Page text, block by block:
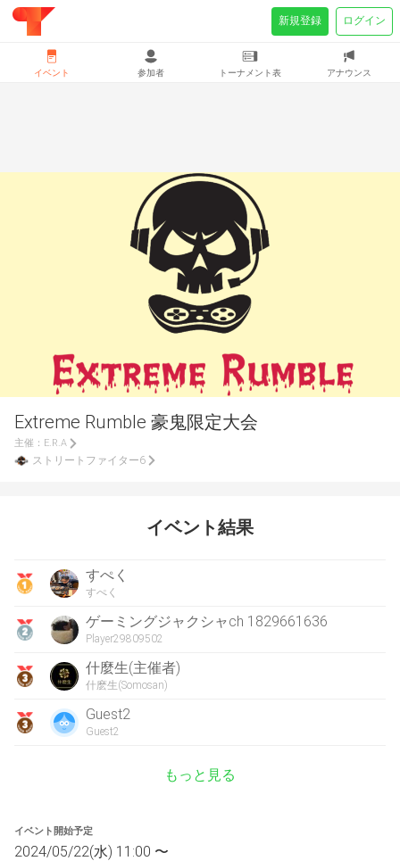
Extreme Rumble 豪鬼限定大会
主催： E.R.A
ストリートファイター6
イベント結果
すぺく
すぺく
ゲーミングジャクシャch 1829661636
Player29809502
什麼生(主催者)
什麽生(Somosan)
Guest2
Guest2
もっと見る
イベント開始予定
2024/05/22(水) 11:00 〜
イベント 参加者 トーナメント表 アナウンス
新規登録 ログイン